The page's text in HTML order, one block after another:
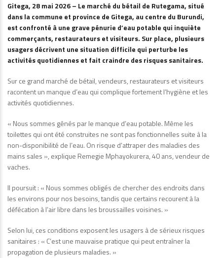
Gitega, 28 mai 2026 – Le marché du bétail de Rutegama, situé
dans la commune et province de Gitega, au centre du Burundi,
est confronté à une grave pénurie d’eau potable qui inquiète
commerçants, restaurateurs et visiteurs. Sur place, plusieurs
usagers décrivent une situation difficile qui perturbe les
activités quotidiennes et fait craindre des risques sanitaires.
Sur ce grand marché de bétail, vendeurs, restaurateurs et visiteurs
racontent un manque d’eau qui complique fortement l’hygiène et les
activités quotidiennes.
« Nous sommes gênés par le manque d’eau potable. Même les
toilettes qui ont été construites ne sont pas fonctionnelles suite à la
non-disponibilité de l’eau. On risque d’attraper des maladies des
mains sales », explique Remegie Mphayokurera, 40 ans, vendeur de
vaches.
Il poursuit : « Nous sommes obligés de chercher des endroits dans
les environs pour nos besoins, tandis que certains recourent à la
défécation à l’air libre dans les broussailles voisines. »
Selon lui, ces conditions exposent les usagers à de sérieux risques
sanitaires : « C’est une mauvaise pratique qui peut entraîner la
propagation de plusieurs maladies. »